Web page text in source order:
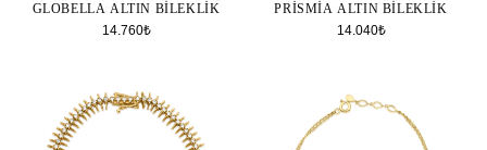
GLOBELLA ALTIN BILEKLIK
14.760₺
PRISMIA ALTIN BILEKLIK
14.040₺